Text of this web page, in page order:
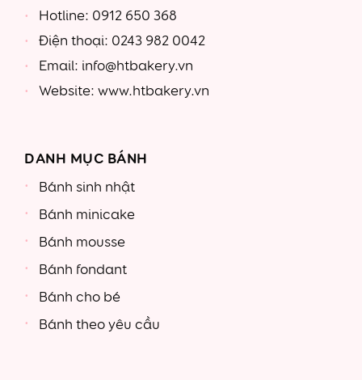
Hotline: 0912 650 368
Điện thoại: 0243 982 0042
Email: info@htbakery.vn
Website: www.htbakery.vn
DANH MỤC BÁNH
Bánh sinh nhật
Bánh minicake
Bánh mousse
Bánh fondant
Bánh cho bé
Bánh theo yêu cầu